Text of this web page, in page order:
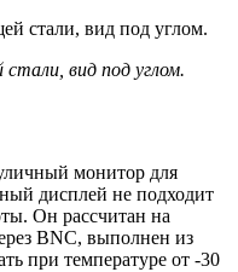
вид под углом.
монитор для
дисплей не подходит
Он рассчитан на
BNC, выполнен из
при температуре от -30